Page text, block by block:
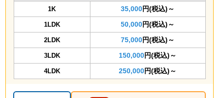
1K 35,000円(税込)～
1LDK 50,000円(税込)～
2LDK 75,000円(税込)～
3LDK 150,000円(税込)～
4LDK 250,000円(税込)～